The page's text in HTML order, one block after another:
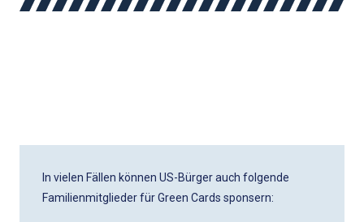
In vielen Fällen können US-Bürger auch folgende
Familienmitglieder für Green Cards sponsern: